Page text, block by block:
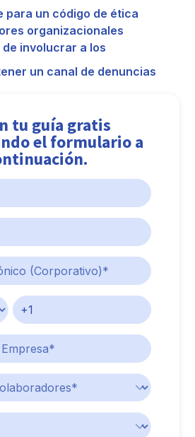
para un código de ética
organizacionales
involucrar a los
un canal de denuncias
tu guía gratis
el formulario a